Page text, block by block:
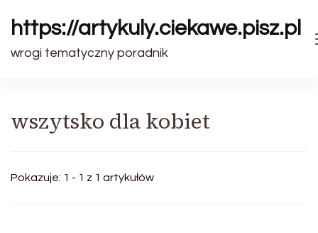
https://artykuly.ciekawe.pisz.pl
wrogi tematyczny poradnik
wszytsko dla kobiet
Pokazuje: 1 - 1 z 1 artykułów